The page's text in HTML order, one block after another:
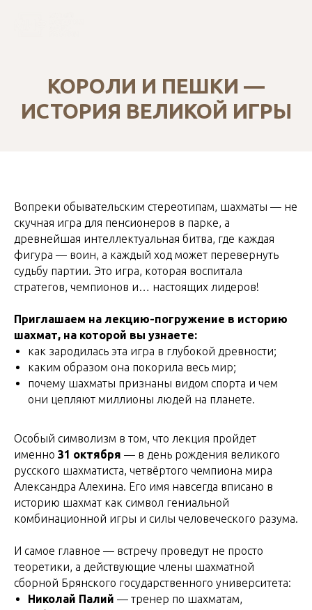
КОРОЛИ И ПЕШКИ —
ИСТОРИЯ ВЕЛИКОЙ ИГРЫ
Вопреки обывательским стереотипам, шахматы — не
скучная игра для пенсионеров в парке, а
древнейшая интеллектуальная битва, где каждая
фигура — воин, а каждый ход может перевернуть
судьбу партии. Это игра, которая воспитала
стратегов, чемпионов и… настоящих лидеров!
Приглашаем на лекцию-погружение в историю
шахмат, на которой вы узнаете:
как зародилась эта игра в глубокой древности;
каким образом она покорила весь мир;
почему шахматы признаны видом спорта и чем
они цепляют миллионы людей на планете.
Особый символизм в том, что лекция пройдет
именно 31 октября — в день рождения великого
русского шахматиста, четвёртого чемпиона мира
Александра Алехина. Его имя навсегда вписано в
историю шахмат как символ гениальной
комбинационной игры и силы человеческого разума.
И самое главное — встречу проведут не просто
теоретики, а действующие члены шахматной
сборной Брянского государственного университета:
Николай Палий — тренер по шахматам,